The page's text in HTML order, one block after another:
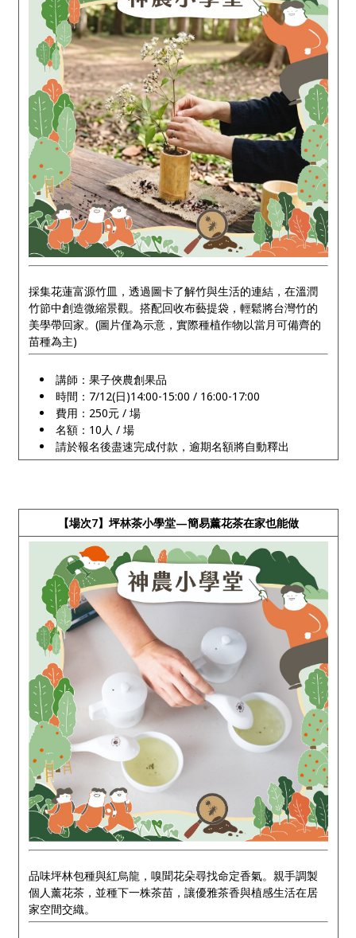
採集花蓮富源竹皿，透過圖卡了解竹與生活的連結，在溫潤
竹節中創造微縮景觀。搭配回收布藝提袋，輕鬆將台灣竹的
美學帶回家。(圖片僅為示意，實際種植作物以當月可備齊的
苗種為主)
講師：果子俠農創果品
時間：7/12(日)14:00-15:00 / 16:00-17:00
費用：250元 / 場
名額：10人 / 場
請於報名後盡速完成付款，逾期名額將自動釋出
【場次7】坪林茶小學堂—簡易薰花茶在家也能做
品味坪林包種與紅烏龍，嗅聞花朵尋找命定香氣。親手調製
個人薰花茶，並種下一株茶苗，讓優雅茶香與植感生活在居
家空間交織。